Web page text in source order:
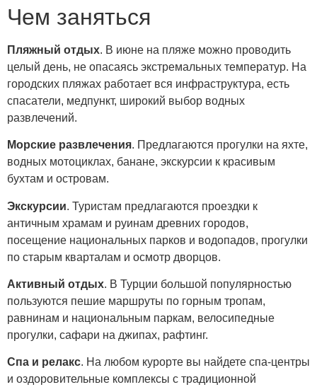
Чем заняться
Пляжный отдых. В июне на пляже можно проводить
целый день, не опасаясь экстремальных температур. На
городских пляжах работает вся инфраструктура, есть
спасатели, медпункт, широкий выбор водных
развлечений.
Морские развлечения. Предлагаются прогулки на яхте,
водных мотоциклах, банане, экскурсии к красивым
бухтам и островам.
Экскурсии. Туристам предлагаются проездки к
античным храмам и руинам древних городов,
посещение национальных парков и водопадов, прогулки
по старым кварталам и осмотр дворцов.
Активный отдых. В Турции большой популярностью
пользуются пешие маршруты по горным тропам,
равнинам и национальным паркам, велосипедные
прогулки, сафари на джипах, рафтинг.
Спа и релакс. На любом курорте вы найдете спа-центры
и оздоровительные комплексы с традиционной